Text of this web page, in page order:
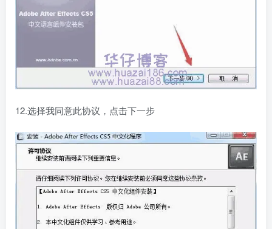
12.选择我同意此协议，点击下一步